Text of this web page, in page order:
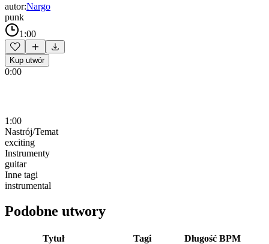
autor:Nargo
punk
1:00
Kup utwór
0:00
1:00
Nastrój/Temat
exciting
Instrumenty
guitar
Inne tagi
instrumental
Podobne utwory
Tytuł Tagi Długość BPM